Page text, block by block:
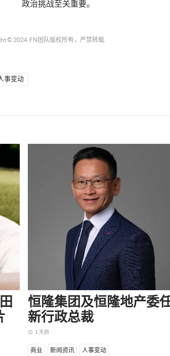
政治挑战至关重要。
© 2024 FN团队 版权所有，严禁转载.
事变动
恒隆集团及恒隆地产委
新行政总裁
access_time 1 天前
商业 新闻资讯 人事变动